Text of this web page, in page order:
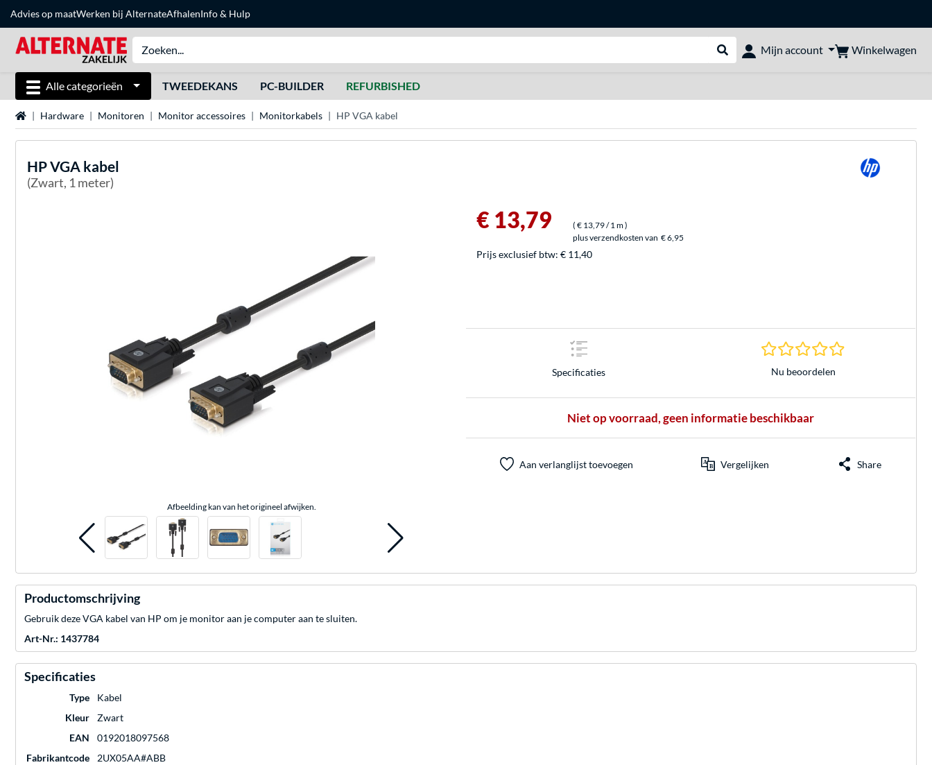
Advies op maatWerken bij AlternateAfhalenInfo & Hulp
Webshop doorzoeken
Mijn account Winkelwagen
Alle categorieën TWEEDEKANS PC-BUILDER REFURBISHED
Home Hardware Monitoren Monitor accessoires Monitorkabels HP VGA kabel
HPVGA kabel
(Zwart, 1 meter)
Afbeelding kan van het origineel afwijken.
€ 13,79 ( € 13,79/ 1 m)
plus verzendkosten van € 6,95
Prijs exclusief btw: € 11,40
Specificaties
0.0 sterren
Nu beoordelen
Niet op voorraad, geen informatie beschikbaar
Aan verlanglijst toevoegen Vergelijken Share
Productomschrijving
Gebruik deze VGA kabel van HP om je monitor aan je computer aan te sluiten.
Art-Nr.: 1437784
Specificaties
Type
Kabel
Kleur
Zwart
EAN
0192018097568
Fabrikantcode
2UX05AA#ABB